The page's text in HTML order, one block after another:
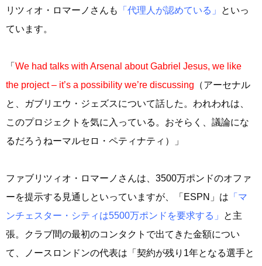
リツィオ・ロマーノさんも
「代理人が認めている」
といっ
ています。
「 We had talks with Arsenal about Gabriel Jesus, we like
the project – it’s a possibility we’re discussing （アーセナル
と、ガブリエウ・ジェズスについて話した。われわれは、
このプロジェクトを気に入っている。おそらく、議論にな
るだろうねーマルセロ・ペティナティ）」
ファブリツィオ・ロマーノさんは、3500万ポンドのオファ
ーを提示する見通しといっていますが、「ESPN」は 「マ
ンチェスター・シティは5500万ポンドを要求する」
と主
張。クラブ間の最初のコンタクトで出てきた金額につい
て、ノースロンドンの代表は「契約が残り1年となる選手と